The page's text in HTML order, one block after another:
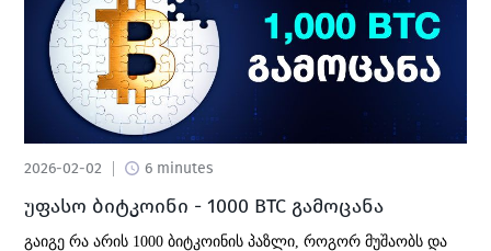
2026-02-02 6 minutes
უფასო ბიტკოინი - 1000 BTC გამოცანა
გაიგე რა არის 1000 ბიტკოინის პაზლი, როგორ მუშაობს და